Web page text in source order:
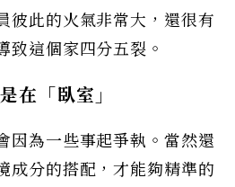
彼此的火氣非常大，還很有
致這個家四分五裂。
在「臥室」
因為一些事起爭執。當然還
成分的搭配，才能夠精準的